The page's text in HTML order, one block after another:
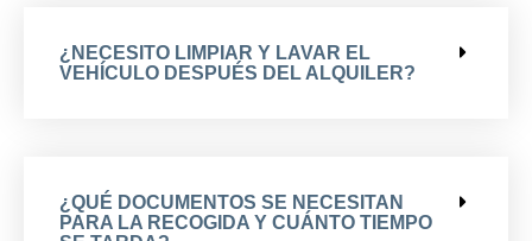
¿NECESITO LIMPIAR Y LAVAR EL
VEHÍCULO DESPUÉS DEL ALQUILER?
¿QUÉ DOCUMENTOS SE NECESITAN
PARA LA RECOGIDA Y CUÁNTO TIEMPO